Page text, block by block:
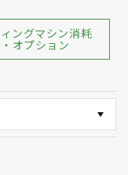
ングマシン消耗
オプション